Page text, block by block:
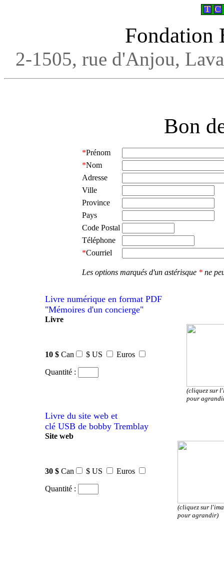
Fondation
2-1505, rue d'Anjou,
Bon
*Prénom
*Nom
Adresse
Ville
Province
Pays
Code Postal
Téléphone
*Courriel
Les options marqués d'un astérisque *ne
Livre numérique en format PDF
"Mémoires d'un concierge"
Livre
10 $ Can $ US Euros
Quantité :
(cliquez sur
pour
Livre du site web et
clé USB de bobby Tremblay
Site web
30 $ Can $ US Euros
Quantité :
(cliquez sur
pour agrandir)